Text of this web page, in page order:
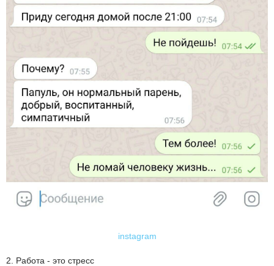
instagram
2. Работа - это стресс